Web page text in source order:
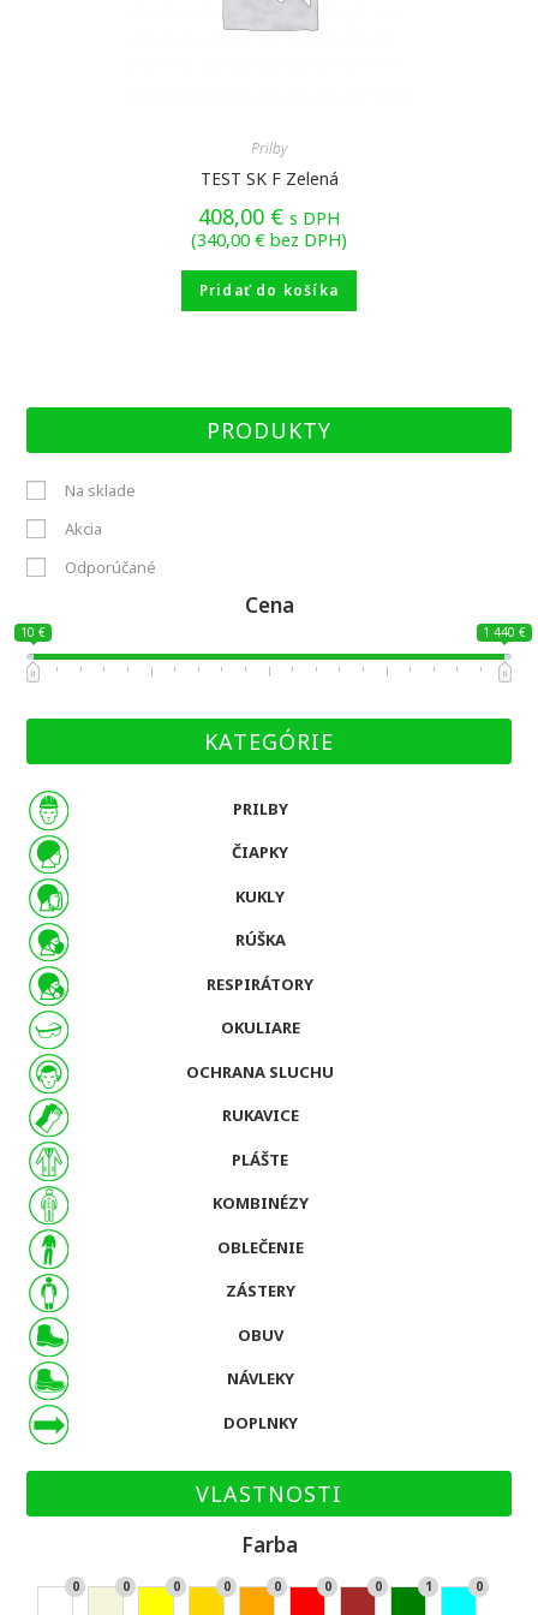
Prilby
TEST SK F Zelená
408,00 € s DPH
(340,00 € bez DPH)
Pridať do košíka
PRODUKTY
Cena
Na sklade
Akcia
Odporúčané
10 € 1 440 €
KATEGÓRIE
PRILBY
ČIAPKY
KUKLY
RÚŠKA
RESPIRÁTORY
OKULIARE
OCHRANA SLUCHU
RUKAVICE
PLÁŠTE
KOMBINÉZY
OBLEČENIE
ZÁSTERY
OBUV
NÁVLEKY
DOPLNKY
VLASTNOSTI
Farba
0 0 0 0 0 0 0 1 0